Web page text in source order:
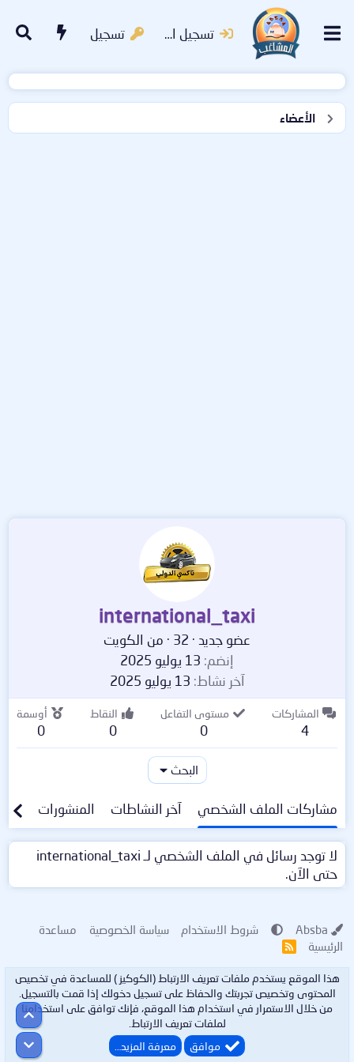
تسجيل الدخول تسجيل
الأعضاء
international_taxi
عضو جديد ·
· من الكويت
إنضم 13 يوليو 2025
آخر نشاط 13 يوليو 2025
المشاركات
4
مستوى التفاعل
0
النقاط
0
أوسمة
0
البحث
مشاركات الملف الشخصي آخر النشاطات المنشورات
لا توجد رسائل في الملف الشخصي لـ international_taxi
حتى الآن.
شروط الاستخدام سياسة الخصوصية
مساعدة
الرئيسية
R
هذا الموقع يستخدم ملفات تعريف الارتباط (الكوكيز ) للمساعدة في تخصيص
المحتوى وتخصيص تجربتك والحفاظ على تسجيل دخولك إذا قمت بالتسجيل.
من خلال الاستمرار في استخدام هذا الموقع، فإنك توافق على استخدامنا
لملفات تعريف الارتباط.
موافق
معرفة المزيد…
أعلى